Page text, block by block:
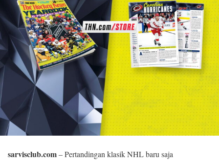
sarvisclub.com– Pertandingan klasik NHL baru saja